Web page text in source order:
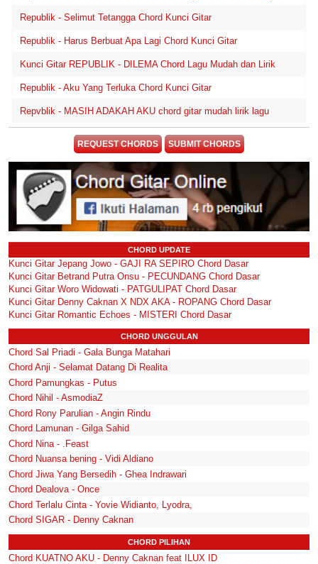
Republik - Selimut Tetangga Chord Kunci Gitar
Republik - Harus Berbuat Apa Lagi Chord Kunci Gitar
Kunci Gitar REPUBLIK - DILEMA Chord Lagu Mudah dan Lirik
Republik - Aku Yang Terluka Chord Kunci Gitar
Repvblik - MASIH ADAKAH AKU chord gitar mudah lirik lagu
REQUEST CHORDS SUBMIT CHORDS
CHORD UPDATE
Kunci Gitar Jepang Jowo - GAJI RA SEPIRO Chord Dasar
Kunci Gitar Betrand Putra Onsu - PECUNDANG Chord Dasar
Kunci Gitar Woro Widowati - PATGULIPAT Chord Dasar
Kunci Gitar Denny Caknan X NDX AKA - ROPANG Chord Dasar
Kunci Gitar Romantic Echoes - MISTERI Chord Dasar
CHORD UNGGULAN
Chord Sal Priadi - Gala Bunga Matahari
Chord Anji - Selamat Datang Di Realita
Chord Pamungkas - Putus
Chord Nihil - AsmodiaZ
Chord Rony Parulian - Angin Rindu
Chord Lamunan - Gilga Sahid
Chord Nina - .Feast
Chord Nuansa bening - Vidi Aldiano
Chord Jiwa Yang Bersedih - Ghea Indrawari
Chord Dealova - Once
Chord Terlalu Cinta - Yovie Widianto, Lyodra,
Chord SIGAR - Denny Caknan
CHORD PILIHAN
Chord KUATNO AKU - Denny Caknan feat ILUX ID